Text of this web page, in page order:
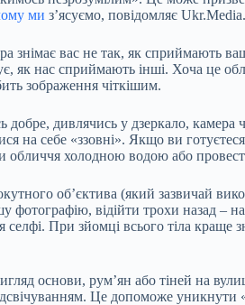
ми з’ясуємо, повідомляє Ukr.Media.
знімає вас не так, як сприймають
як нас сприймають інші. Хоча це
зображення чіткішим.
добре, дивлячись у дзеркало, камера
на себе «ззовні». Якщо ви
обличчя холодною водою або
об’єктива (який зазвичай
відійти трохи назад –
При зйомці всього тіла краще
основи, рум’ян або тіней на
Це допоможе уникнути